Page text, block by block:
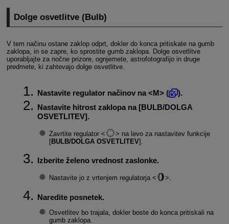
Dolge osvetlitve (Bulb)
V tem načinu ostane zaklop odprt, dokler do konca pritiskate na gumb
zaklopa, in se zapre, ko sprostite gumb zaklopa. Dolge osvetlitve
uporabljajte za nočne prizore, ognjemete, astrofotografijo in druge
predmete, ki zahtevajo dolge osvetlitve.
Nastavite regulator načinov na M (
).
Nastavite hitrost zaklopa na [BULB/DOLGA
OSVETLITEV].
Zavrtite regulator
na levo za nastavitev funkcije
[BULB/DOLGA OSVETLITEV].
Izberite želeno vrednost zaslonke.
Nastavite jo z vrtenjem regulatorja .
Naredite posnetek.
Osvetlitev bo trajala, dokler boste do konca pritiskali na
gumb zaklopa.